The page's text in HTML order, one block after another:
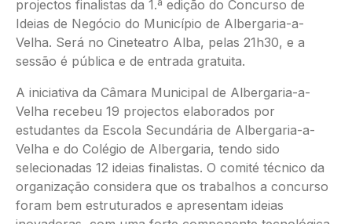
projectos finalistas da 1.ª edição do Concurso de
Ideias de Negócio do Município de Albergaria-a-
Velha. Será no Cineteatro Alba, pelas 21h30, e a
sessão é pública e de entrada gratuita.
A iniciativa da Câmara Municipal de Albergaria-a-
Velha recebeu 19 projectos elaborados por
estudantes da Escola Secundária de Albergaria-a-
Velha e do Colégio de Albergaria, tendo sido
selecionadas 12 ideias finalistas. O comité técnico da
organização considera que os trabalhos a concurso
foram bem estruturados e apresentam ideias